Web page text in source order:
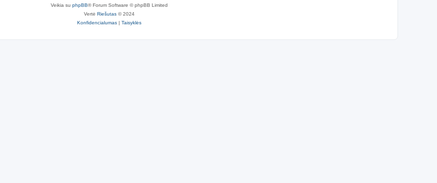
Veikia su phpBB® Forum Software © phpBB Limited
Vertė Riešutas © 2024
Konfidencialumas | Taisyklės